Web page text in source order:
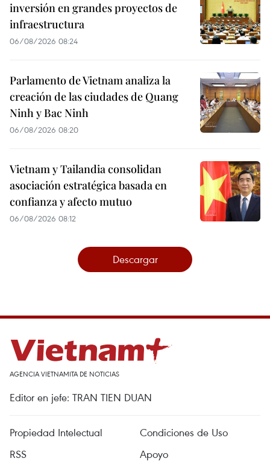
inversión en grandes proyectos de
infraestructura
06/08/2026 08:24
Parlamento de Vietnam analiza la
creación de las ciudades de Quang
Ninh y Bac Ninh
06/08/2026 08:20
Vietnam y Tailandia consolidan
asociación estratégica basada en
confianza y afecto mutuo
06/08/2026 08:12
Descargar
AGENCIA VIETNAMITA DE NOTICIAS
Editor en jefe: TRAN TIEN DUAN
Propiedad Intelectual
Condiciones de Uso
RSS
Apoyo